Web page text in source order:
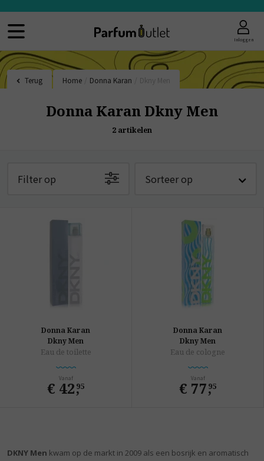
Inloggen
Terug Home Donna Karan
Donna Karan Dkny Men
2 artikelen
Filter op Sorteer op
Donna Karan
Dkny Men
Eau de toilette
Vanaf
€ 42,
95
Donna Karan
Dkny Men
Eau de cologne
Vanaf
€ 77,
95
DKNY Men kwam op de markt in 2009 als een bosrijk en aromatisch